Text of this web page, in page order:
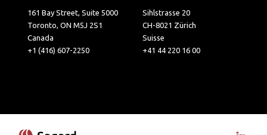
161 Bay Street, Suite 5000
Toronto, ON M5J 2S1
Canada
+1 (416) 607-2250
Sihlstrasse 20
CH-8021 Zürich
Suisse
+41 44 220 16 00